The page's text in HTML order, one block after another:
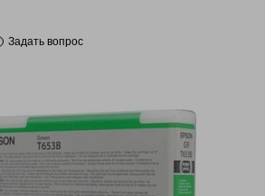
Задать вопрос